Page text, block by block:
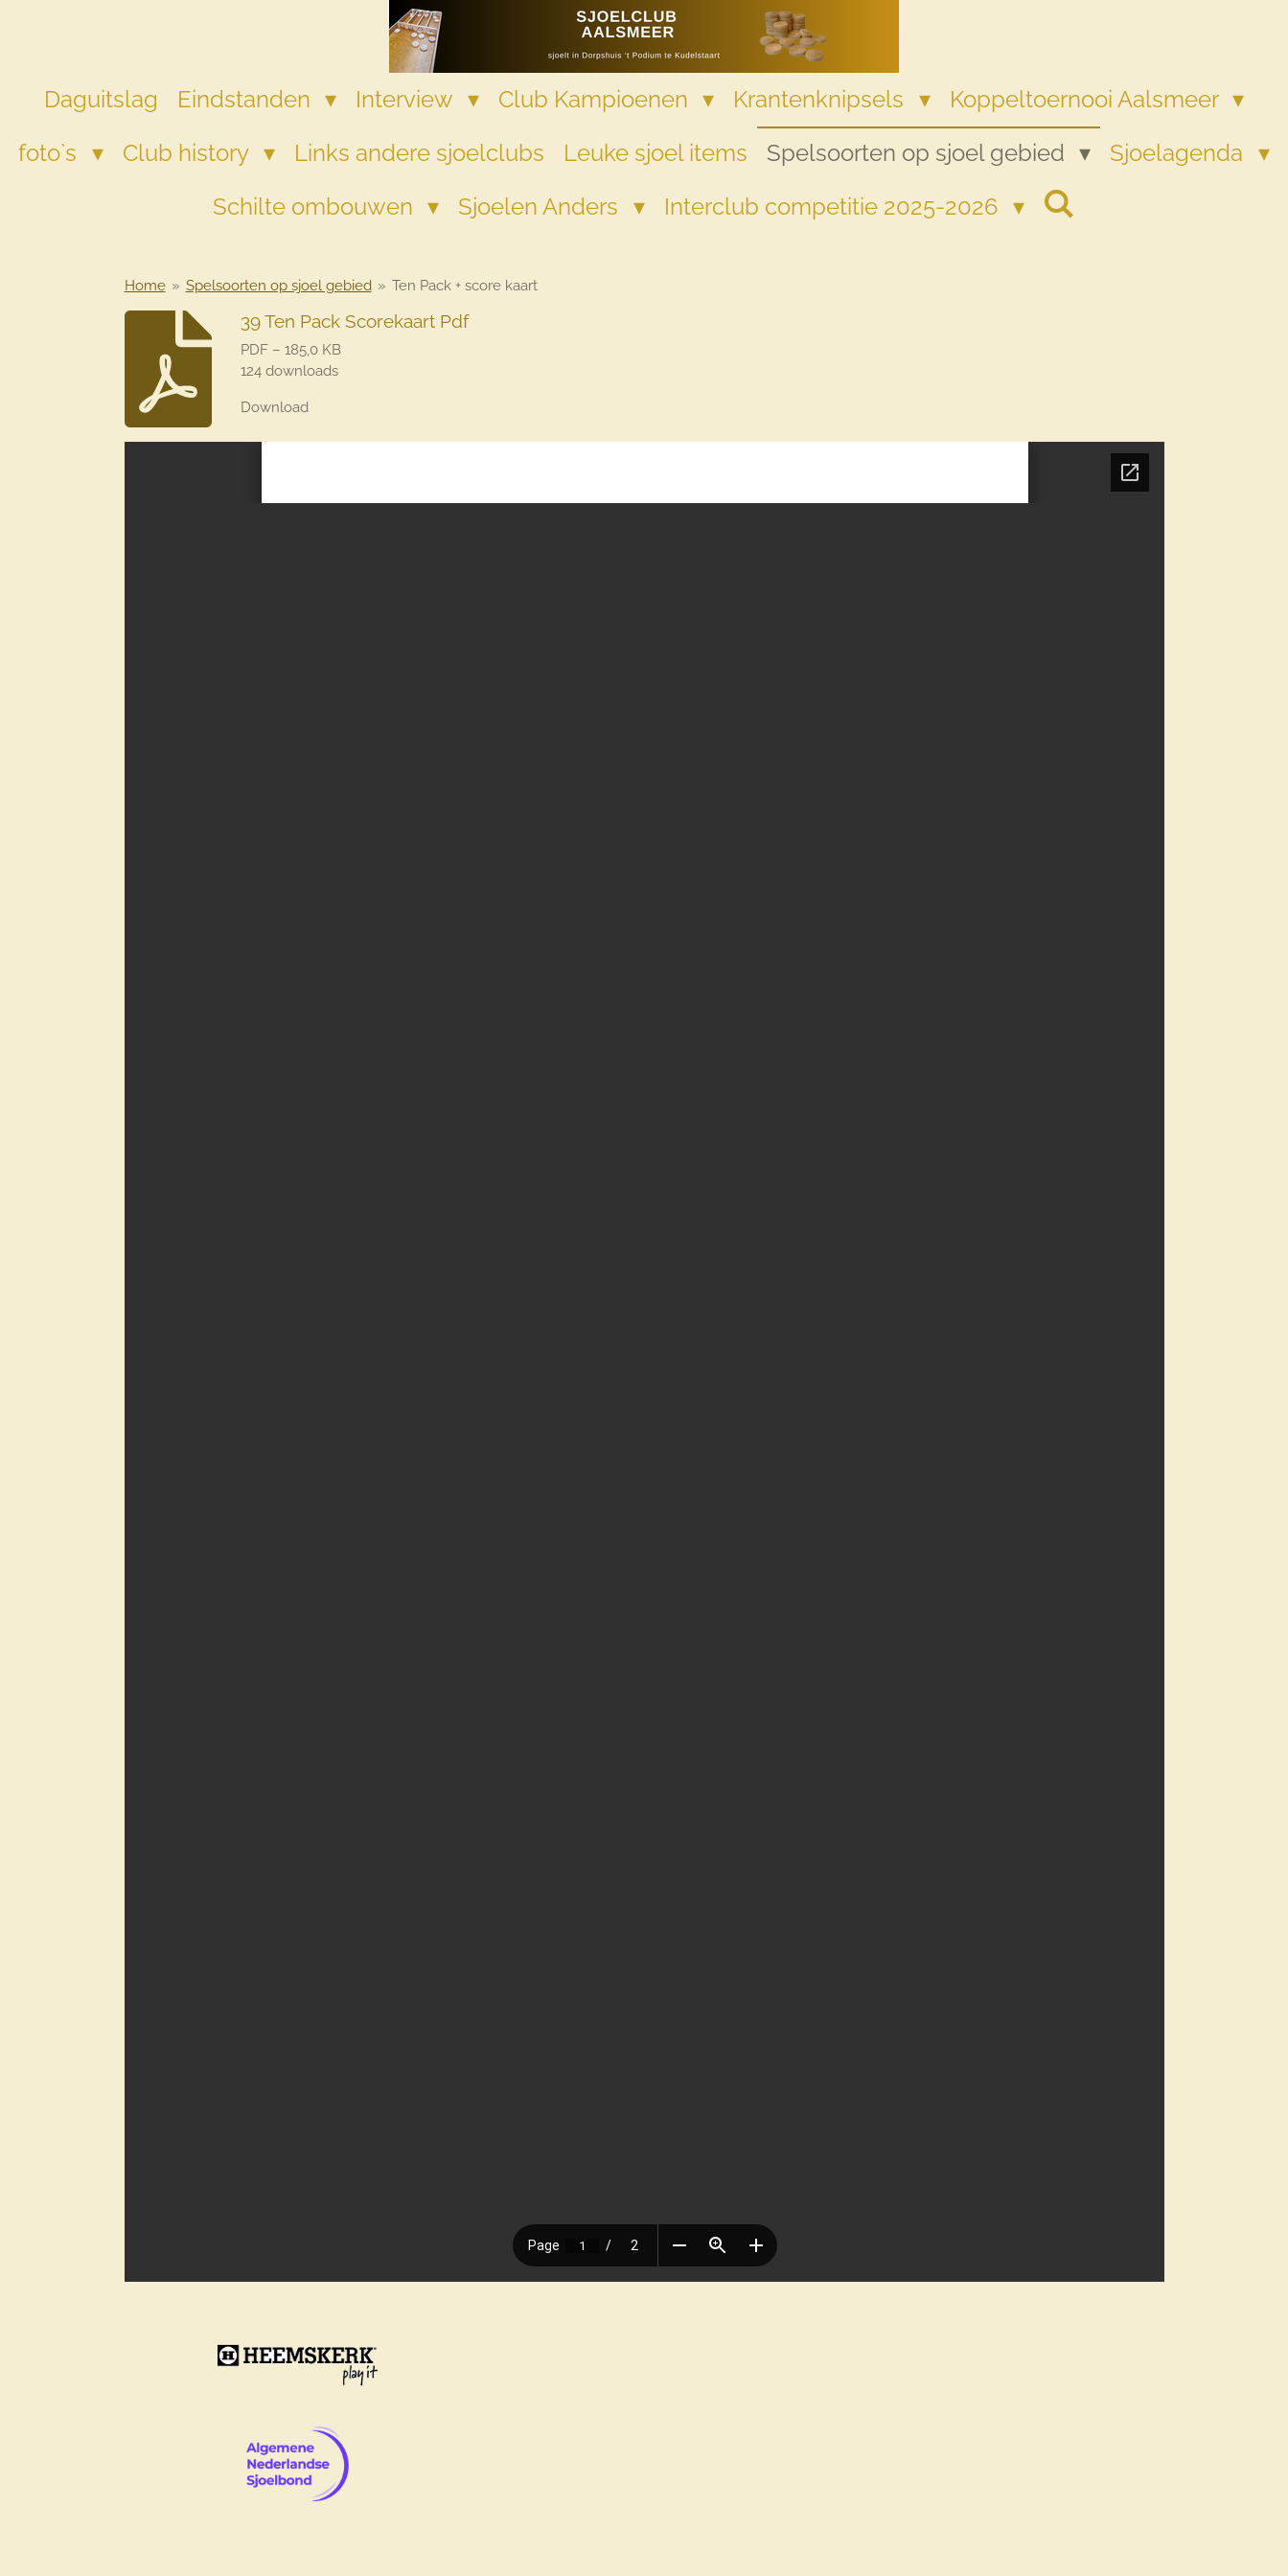
hoofdinhoud
Daguitslag Eindstanden Interview Club Kampioenen Krantenknipsels
Koppeltoernooi Aalsmeer
foto`s
Club history Links andere sjoelclubs Leuke sjoel items Spelsoorten op sjoel gebied
Sjoelagenda
Schilte ombouwen
Sjoelen Anders Interclub competitie 2025-2026
Home » Spelsoorten op sjoel gebied » Ten Pack + score kaart
39 Ten Pack Scorekaart Pdf
PDF – 185,0 KB
124 downloads
Download